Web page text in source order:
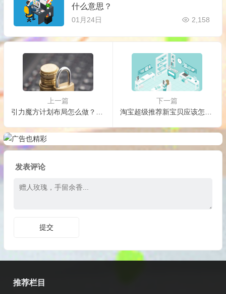
什么意思？
01月24日 2,158
上一篇
下一篇
发表评论
推荐栏目